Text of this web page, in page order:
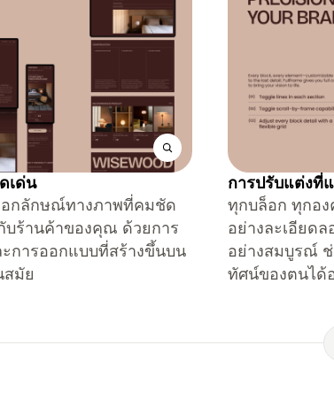
เด่น
อกลักษณ์ทางภาพที่คมชัด
บร้านค้าของคุณ ด้วยการ
การออกแบบที่สร้างขึ้นบน
มัย
การปรับแต่งที่
ทุกบล็อก ทุกอง
อย่างละเอียด
อย่างสมบูรณ์
ทัศน์ของตนได้